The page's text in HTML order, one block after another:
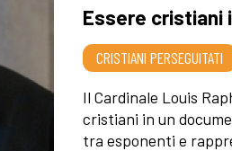
Essere cristiani
CRISTIANI PERSEGUITATI
Il Cardinale Louis
cristiani in un
tra esponenti e